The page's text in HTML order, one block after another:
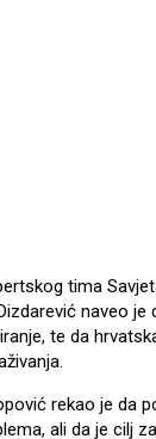
tima
naveo je
te da
rekao je da
ali da je cilj